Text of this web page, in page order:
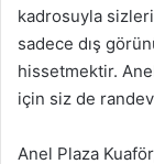
kadrosuyla
sadece dış
hissetmektir.
için siz de
Anel Plaza